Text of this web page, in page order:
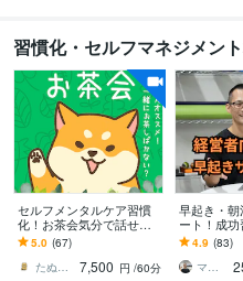
習慣化・セルフマネジメン
セルフメンタルケア習慣
化！お茶会気分で話せま
す やさしい「たぬき」
が、不思議な癒し空間で
「あなた」と戯れる。
5.0 (67)
たぬき／あなたの味方につきます
7,500 円 /60分
早起き・
ート！成功
ります 早起
習慣を整え
高の状態
4.9 (83)
マサト 生活習慣改善パーソナルトレーナー